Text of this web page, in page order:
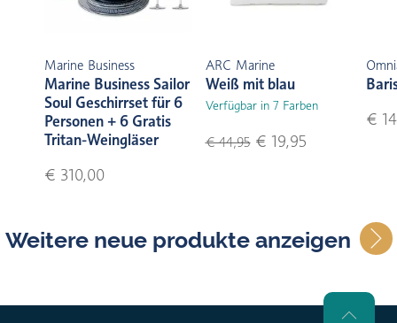
Marine Business
Marine Business Sailor
Soul Geschirrset für 6
Personen + 6 Gratis
Tritan-Weingläser
€ 310,00
ARC Marine
Weiß mit blau
Verfügbar in 7 Farben
€ 44,95€ 19,95
€
Weitere neue produkte anzeigen